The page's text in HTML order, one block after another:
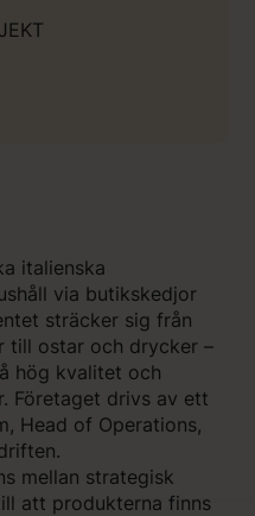
italienska
via butikskedjor
sträcker sig från
till ostar och drycker –
hög kvalitet och
Företaget drivs av ett
Head of Operations,
mellan strategisk
att produkterna finns